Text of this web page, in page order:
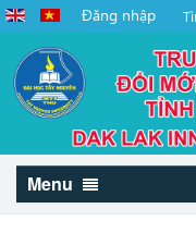
Đăng nhập
Menu